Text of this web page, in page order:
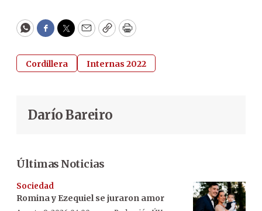
WhatsApp
Facebook
Twitter
EmailCopyPrint
Cordillera Internas 2022
Darío Bareiro
Últimas Noticias
Sociedad
Romina y Ezequiel se juraron amor